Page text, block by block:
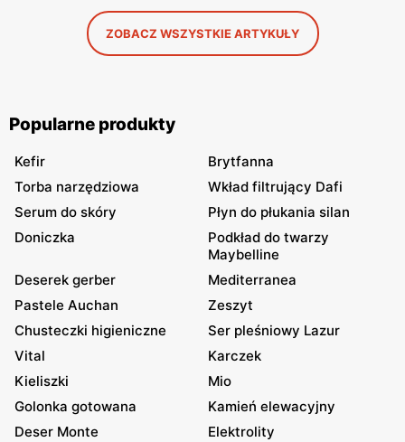
ZOBACZ WSZYSTKIE ARTYKUŁY
Popularne produkty
Kefir
Brytfanna
Torba narzędziowa
Wkład filtrujący Dafi
Serum do skóry
Płyn do płukania silan
Doniczka
Podkład do twarzy
Maybelline
Deserek gerber
Mediterranea
Pastele Auchan
Zeszyt
Chusteczki higieniczne
Ser pleśniowy Lazur
Vital
Karczek
Kieliszki
Mio
Golonka gotowana
Kamień elewacyjny
Deser Monte
Elektrolity